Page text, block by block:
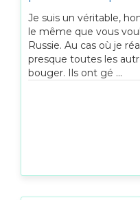
Je suis un véritable,
le même que vous
Russie. Au cas où je
presque toutes les
bouger. Ils ont gé ...